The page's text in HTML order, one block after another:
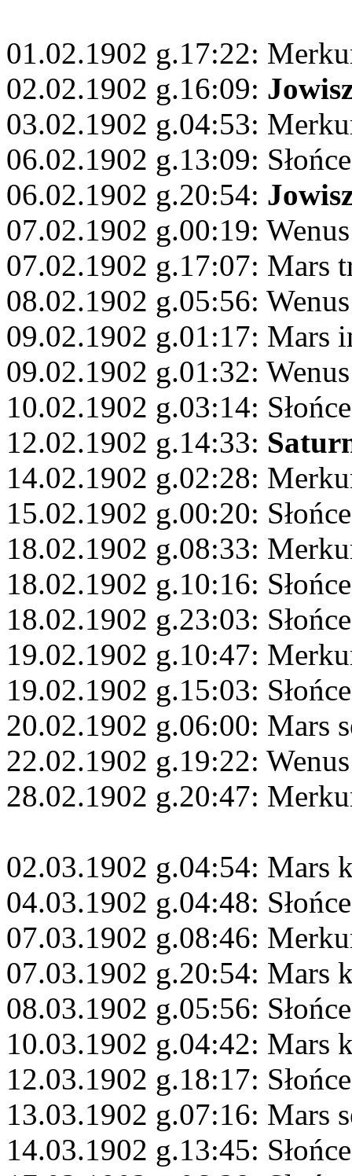
01.02.1902 g.17:22:
02.02.1902 g.16:09:
03.02.1902 g.04:53:
06.02.1902 g.13:09:
06.02.1902 g.20:54:
07.02.1902 g.00:19:
07.02.1902 g.17:07: Mars
08.02.1902 g.05:56:
09.02.1902 g.01:17: Mars
09.02.1902 g.01:32:
10.02.1902 g.03:14:
12.02.1902 g.14:33:
14.02.1902 g.02:28:
15.02.1902 g.00:20:
18.02.1902 g.08:33:
18.02.1902 g.10:16:
18.02.1902 g.23:03:
19.02.1902 g.10:47:
19.02.1902 g.15:03:
20.02.1902 g.06:00: Mars
22.02.1902 g.19:22:
28.02.1902 g.20:47:
02.03.1902 g.04:54: Mars
04.03.1902 g.04:48:
07.03.1902 g.08:46:
07.03.1902 g.20:54: Mars
08.03.1902 g.05:56:
10.03.1902 g.04:42: Mars
12.03.1902 g.18:17:
13.03.1902 g.07:16: Mars
14.03.1902 g.13:45: